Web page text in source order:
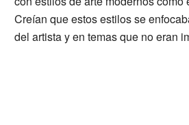
Creían que estos estilos se
del artista y en temas que no eran